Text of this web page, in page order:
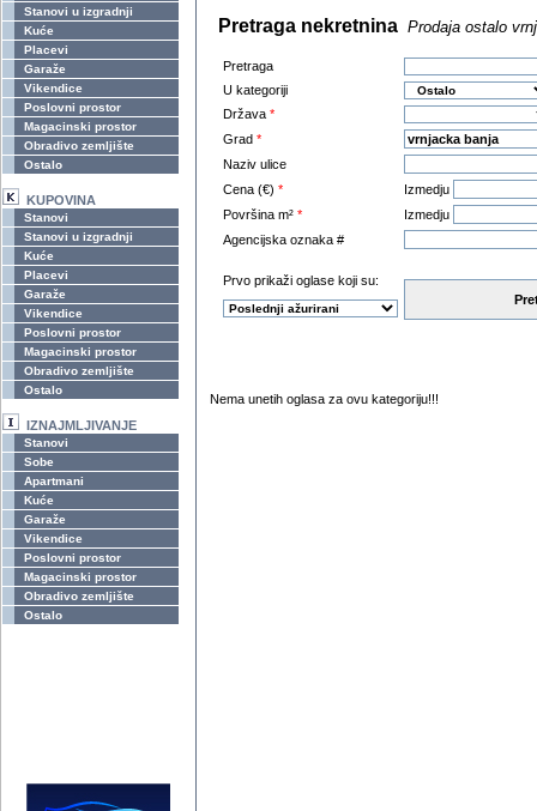
Stanovi u izgradnji
Kuće
Placevi
Garaže
Vikendice
Poslovni prostor
Magacinski prostor
Obradivo zemljište
Ostalo
KUPOVINA
Stanovi
Stanovi u izgradnji
Kuće
Placevi
Garaže
Vikendice
Poslovni prostor
Magacinski prostor
Obradivo zemljište
Ostalo
IZNAJMLJIVANJE
Stanovi
Sobe
Apartmani
Kuće
Garaže
Vikendice
Poslovni prostor
Magacinski prostor
Obradivo zemljište
Ostalo
Pretraga nekretnina Prodaja ostalo
Pretraga
U kategoriji
Država *
Grad *
Naziv ulice
Cena (€) *
Izmedju
Površina m² *
Izmedju
Agencijska oznaka #
Prvo prikaži oglase koji su:
Nema unetih oglasa za ovu kategoriju!!!